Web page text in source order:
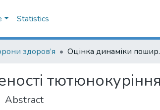
Statistics
здоров’я Оцінка
тютюнокуріння
Abstract